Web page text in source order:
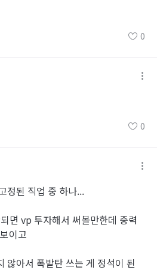
0
0
정된 직업 중 하나...
면 vp 투자해서 써볼만한데 중력
이고
않아서 폭발탄 쓰는 게 정석이 된